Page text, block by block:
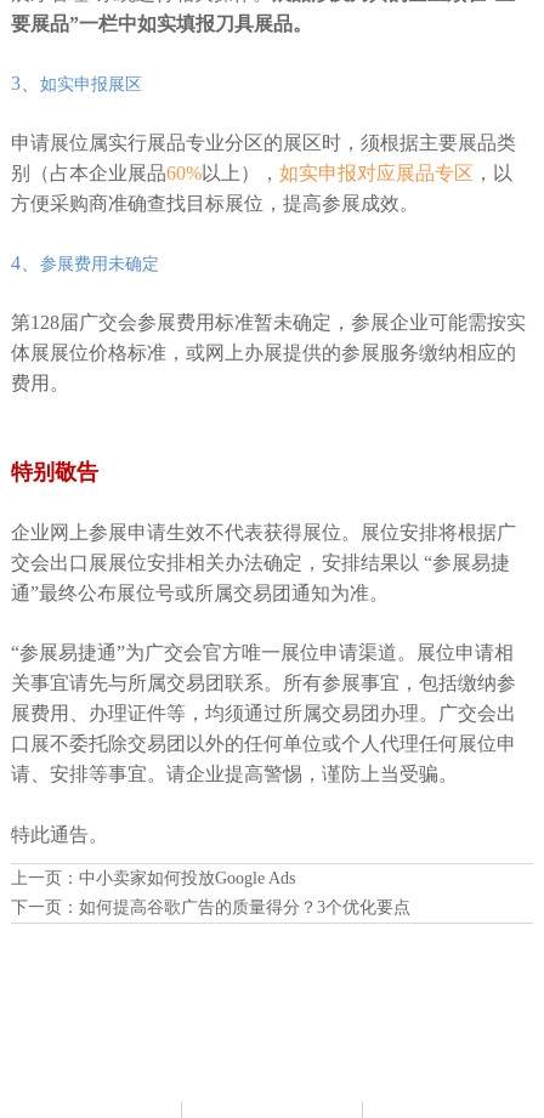
要展品”一栏中如实填报刀具展品。
3、 如实申报展区
申请展位属实行展品专业分区的展区时，须根据主要展品类
别（占本企业展品60%以上）， 如实申报对应展品专区 ，以
方便采购商准确查找目标展位，提高参展成效。
4、 参展费用未确定
第128届广交会参展费用标准暂未确定，参展企业可能需按实
体展展位价格标准，或网上办展提供的参展服务缴纳相应的
费用。
特别敬告
企业网上参展申请生效不代表获得展位。展位安排将根据广
交会出口展展位安排相关办法确定，安排结果以 “参展易捷
通”最终公布展位号或所属交易团通知为准。
“参展易捷通”为广交会官方唯一展位申请渠道。展位申请相
关事宜请先与所属交易团联系。所有参展事宜，包括缴纳参
展费用、办理证件等，均须通过所属交易团办理。广交会出
口展不委托除交易团以外的任何单位或个人代理任何展位申
请、安排等事宜。请企业提高警惕，谨防上当受骗。
特此通告。
上一页： 中小卖家如何投放Google Ads
下一页： 如何提高谷歌广告的质量得分？3个优化要点